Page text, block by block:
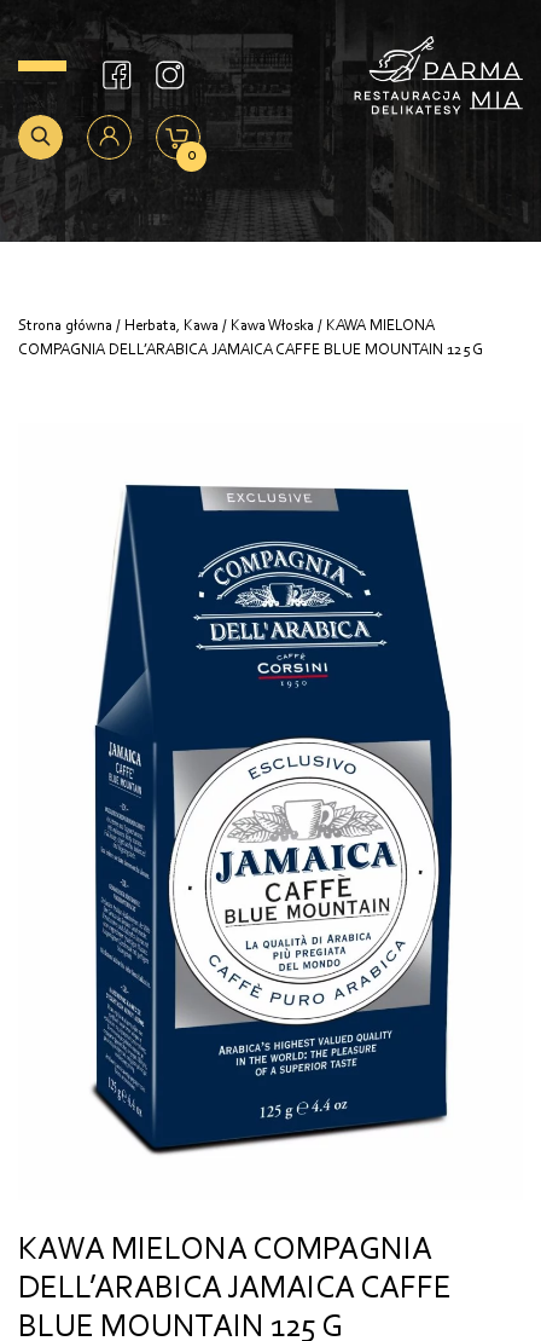
0
Strona główna / Herbata, Kawa / Kawa Włoska / KAWA MIELONA
COMPAGNIA DELL’ARABICA JAMAICA CAFFE BLUE MOUNTAIN 125 G
KAWA MIELONA COMPAGNIA
DELL’ARABICA JAMAICA CAFFE
BLUE MOUNTAIN 125 G